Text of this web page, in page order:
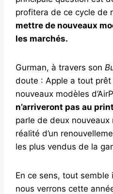
profitera de ce cycle de
mettre de nouveaux
les marchés.
Gurman, à travers son
doute : Apple a tout
nouveaux modèles
n’arriveront pas au
parle de deux nouveaux
réalité d’un
les plus vendus de la
En ce sens, tout semble
nous verrons cette